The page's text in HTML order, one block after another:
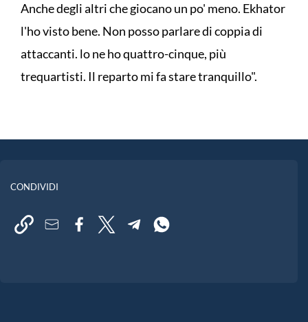
Anche degli altri che giocano un po' meno. Ekhator
l'ho visto bene. Non posso parlare di coppia di
attaccanti. lo ne ho quattro-cinque, più
trequartisti. Il reparto mi fa stare tranquillo".
CONDIVIDI